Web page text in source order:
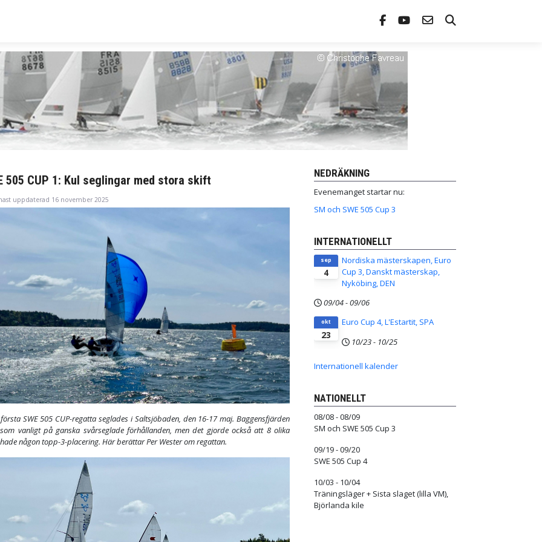
505 CUP 1: Kul seglingar med stora skift
uppdaterad 16 november 2025
SWE 505 CUP-regatta seglades i Saltsjöbaden, den 16-17 maj. Baggensfjärden
vanligt på ganska svårseglade förhållanden, men det gjorde också att 8 olika
någon topp-3-placering. Här berättar Per Wester om regattan.
NEDRÄKNING
Evenemanget startar nu:
SM och SWE 505 Cup 3
INTERNATIONELLT
4
sep
Nordiska mästerskapen, Euro
Cup 3, Danskt mästerskap,
Nyköbing, DEN
09/04-09/06
23
okt
Euro Cup 4, L'Estartit, SPA
10/23- 10/25
Internationell kalender
NATIONELLT
08/08 - 08/09
SM och SWE 505 Cup 3
09/19 - 09/20
SWE 505 Cup 4
10/03 - 10/04
Träningsläger + Sista slaget (lilla VM),
Björlanda kile